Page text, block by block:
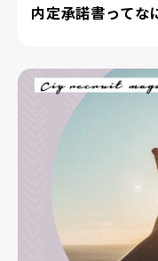
内定承諾書ってな